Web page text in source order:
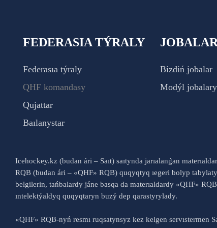
FEDERASIA TÝRALY
Federasıa týraly
QHF komandasy
Qujattar
Baılanystar
JOBALAR
Bizdiń jobalar
Modýl jobalary
Icehockey.kz (budan ári – Saıt) saıtynda jarıalanǵan
RQB (budan ári – «QHF» RQB) quqyqtyq ıegeri bolyp
belgilerin, tańbalardy jáne basqa da materıaldardy «QHF»
ıntelektýaldyq quqyqtaryn buzý dep qarastyrylady.
«QHF» RQB-nyń resmı ruqsatynsyz kez kelgen servıstermen